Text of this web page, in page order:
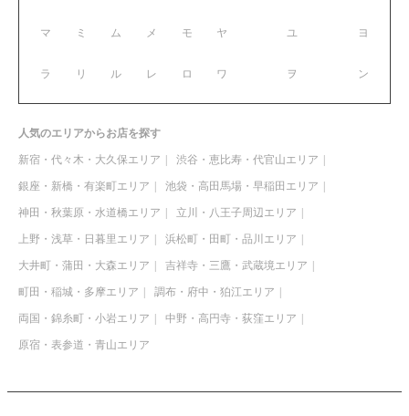
マ ミ ム メ モ
ラ リ ル レ ロ
ヤ ユ ヨ
ワ ヲ ン
人気のエリアからお店を探す
新宿・代々木・大久保エリア 渋谷・恵比寿・代官山エリア
銀座・新橋・有楽町エリア 池袋・高田馬場・早稲田エリア
神田・秋葉原・水道橋エリア 立川・八王子周辺エリア
上野・浅草・日暮里エリア 浜松町・田町・品川エリア
大井町・蒲田・大森エリア 吉祥寺・三鷹・武蔵境エリア
町田・稲城・多摩エリア 調布・府中・狛江エリア
両国・錦糸町・小岩エリア 中野・高円寺・荻窪エリア
原宿・表参道・青山エリア